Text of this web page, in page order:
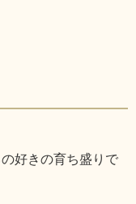
好きの育ち盛りで